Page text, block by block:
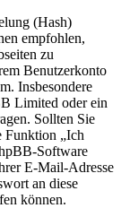
(Hash)
empfohlen,
zu
Benutzerkonto
Insbesondere
Limited oder ein
Sollten Sie
Funktion „Ich
Software
E-Mail-Adresse
an diese
können.